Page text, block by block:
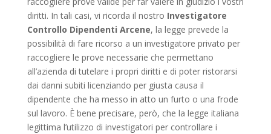
diritti. In tali casi, vi ricorda il nostro Investigatore
Controllo Dipendenti Arcene, la legge prevede la
possibilità di fare ricorso a un investigatore privato per
raccogliere le prove necessarie che permettano
all’azienda di tutelare i propri diritti e di poter ristorarsi
dai danni subiti licenziando per giusta causa il
dipendente che ha messo in atto un furto o una frode
sul lavoro. È bene precisare, però, che la legge italiana
legittima l’utilizzo di investigatori per controllare i